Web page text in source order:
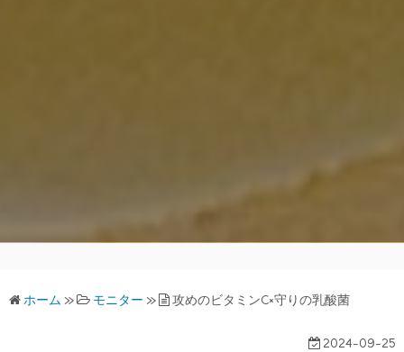
ホーム » モニター » 攻めのビタミンC×守りの乳酸菌
2024-09-25